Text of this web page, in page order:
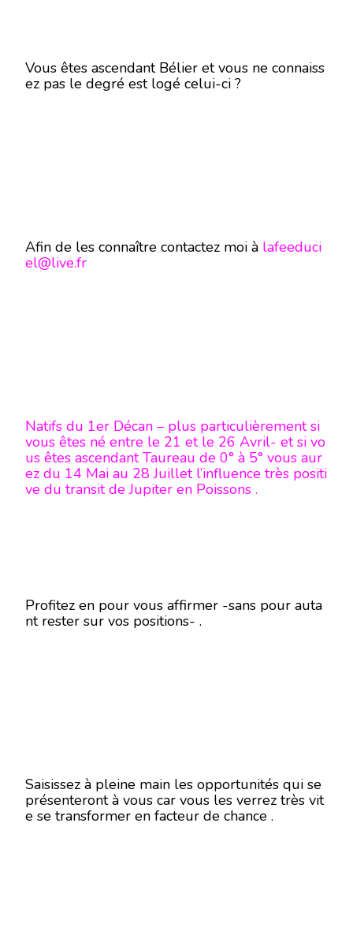
Vous êtes ascendant Bélier et vous ne connaiss
ez pas le degré est logé celui-ci ?
Afin de les connaître contactez moi à lafeeduci
el@live.fr
Natifs du 1er Décan – plus particulièrement si
vous êtes né entre le 21 et le 26 Avril- et si vo
us êtes ascendant Taureau de 0° à 5° vous aur
ez du 14 Mai au 28 Juillet l’influence très positi
ve du transit de Jupiter en Poissons .
Profitez en pour vous affirmer -sans pour auta
nt rester sur vos positions- .
Saisissez à pleine main les opportunités qui se
présenteront à vous car vous les verrez très vit
e se transformer en facteur de chance .